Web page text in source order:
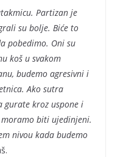
Partizan je
su bolje. Biće to
pobedimo. Oni su
koš u svakom
budemo agresivni i
Ako sutra
gurate kroz uspone i
moramo biti ujedinjeni.
nivou kada budemo